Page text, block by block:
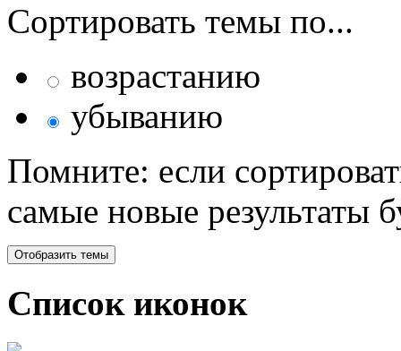
Сортировать темы по...
возрастанию
убыванию
Помните: если
самые новые результаты
Список иконок